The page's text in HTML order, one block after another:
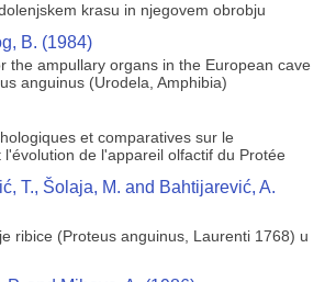
krasu in njegovem obrobju
B. (1984)
the ampullary organs in the European cave
anguinus (Urodela, Amphibia)
et comparatives sur le
de l'appareil olfactif du Protée
T., Šolaja, M. and Bahtijarević, A.
ribice (Proteus anguinus, Laurenti 1768) u